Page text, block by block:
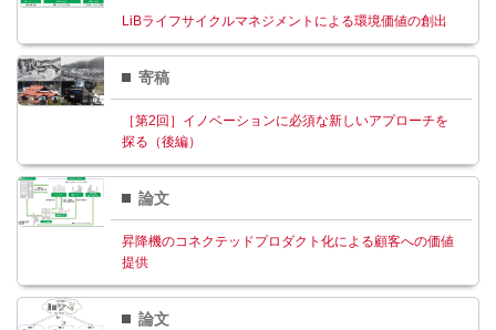
LiBライフサイクルマネジメントによる環境価値の創出
寄稿
［第2回］イノベーションに必須な新しいアプローチを
探る（後編）
論文
昇降機のコネクテッドプロダクト化による顧客への価値
提供
論文